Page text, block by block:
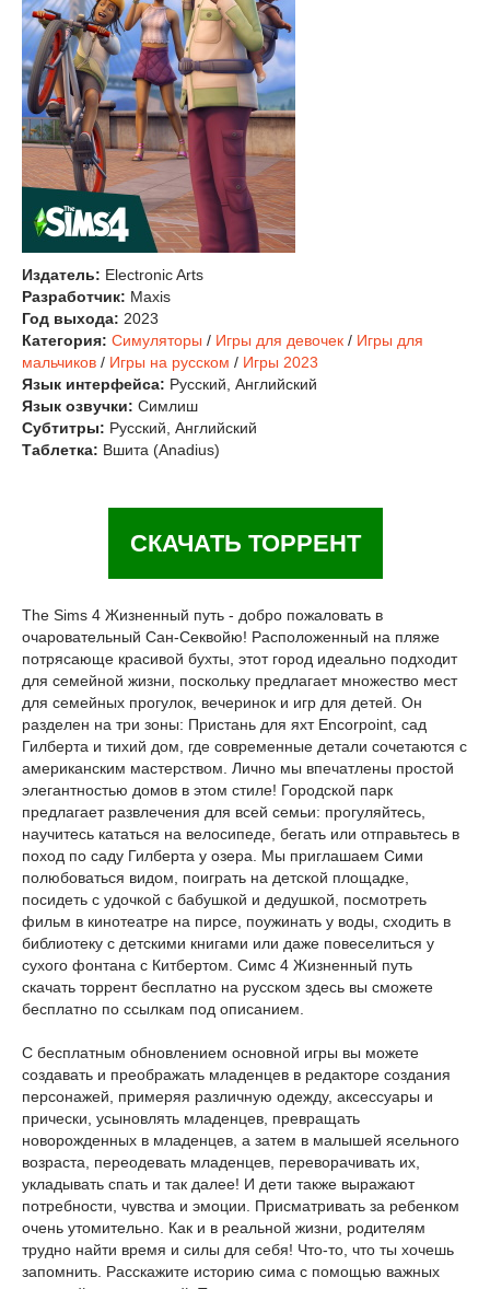
Издатель: Electronic Arts
Разработчик: Maxis
Год выхода: 2023
Категория: Симуляторы / Игры для девочек / Игры для
мальчиков / Игры на русском / Игры 2023
Язык интерфейса: Русский, Английский
Язык озвучки: Симлиш
Субтитры: Русский, Английский
Таблетка: Вшита (Anadius)
СКАЧАТЬ ТОРРЕНТ
The Sims 4 Жизненный путь - добро пожаловать в
очаровательный Сан-Секвойю! Расположенный на пляже
потрясающе красивой бухты, этот город идеально подходит
для семейной жизни, поскольку предлагает множество мест
для семейных прогулок, вечеринок и игр для детей. Он
разделен на три зоны: Пристань для яхт Encorpoint, сад
Гилберта и тихий дом, где современные детали сочетаются с
американским мастерством. Лично мы впечатлены простой
элегантностью домов в этом стиле! Городской парк
предлагает развлечения для всей семьи: прогуляйтесь,
научитесь кататься на велосипеде, бегать или отправьтесь в
поход по саду Гилберта у озера. Мы приглашаем Сими
полюбоваться видом, поиграть на детской площадке,
посидеть с удочкой с бабушкой и дедушкой, посмотреть
фильм в кинотеатре на пирсе, поужинать у воды, сходить в
библиотеку с детскими книгами или даже повеселиться у
сухого фонтана с Китбертом. Симс 4 Жизненный путь
скачать торрент бесплатно на русском здесь вы сможете
бесплатно по ссылкам под описанием.
С бесплатным обновлением основной игры вы можете
создавать и преображать младенцев в редакторе создания
персонажей, примеряя различную одежду, аксессуары и
прически, усыновлять младенцев, превращать
новорожденных в младенцев, а затем в малышей ясельного
возраста, переодевать младенцев, переворачивать их,
укладывать спать и так далее! И дети также выражают
потребности, чувства и эмоции. Присматривать за ребенком
очень утомительно. Как и в реальной жизни, родителям
трудно найти время и силы для себя! Что-то, что ты хочешь
запомнить. Расскажите историю сима с помощью важных